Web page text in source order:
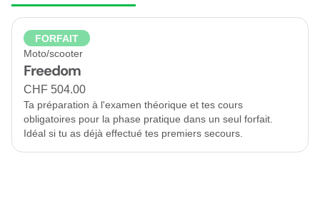
FORFAIT
Moto/scooter
Freedom
CHF 504.00
Ta préparation à l'examen théorique et tes cours
obligatoires pour la phase pratique dans un seul forfait.
Idéal si tu as déjà effectué tes premiers secours.